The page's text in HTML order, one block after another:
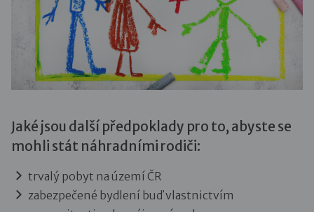
Jaké jsou další předpoklady pro to, abyste se
mohli stát náhradními rodiči:
trvalý pobyt na území ČR
zabezpečené bydlení buď vlastnictvím